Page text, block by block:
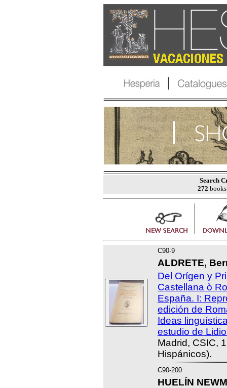
Search
272
C90-9
ALDRETE,
Del Orígen y
Castellana ò
España. I:
edición de
Ideas
estudio de
Madrid, CSIC,
Hispánicos).
C90-200
HUELÍN